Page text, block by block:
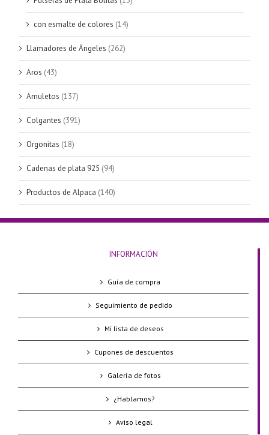
con esmalte de colores (14)
Llamadores de Ángeles (262)
Aros (43)
Amuletos (137)
Colgantes (391)
Orgonitas (18)
Cadenas de plata 925 (94)
Productos de Alpaca (140)
INFORMACIÓN
Guía de compra
Seguimiento de pedido
Mi lista de deseos
Cupones de descuentos
Galería de fotos
¿Hablamos?
Aviso legal